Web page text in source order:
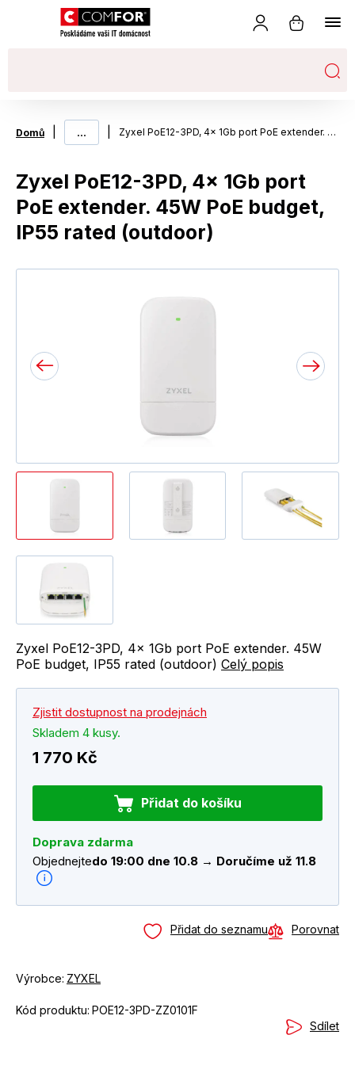
Domů ... Zyxel PoE12-3PD, 4x 1Gb port PoE extender. 45W PoE budget, IP55 rated (outdoor)
Zyxel PoE12-3PD, 4x 1Gb port
PoE extender. 45W PoE budget,
IP55 rated (outdoor)
Zyxel PoE12-3PD, 4x 1Gb port PoE extender. 45W
PoE budget, IP55 rated (outdoor) Celý popis
Zjistit dostupnost na prodejnách
Skladem 4 kusy.
1 770 Kč
Přidat do košíku
Doprava zdarma
Objednejtedo 19:00 dne 10.8 → Doručíme už 11.8
Přidat do seznamu Porovnat
Výrobce: ZYXEL
Kód produktu: POE12-3PD-ZZ0101F
Sdílet